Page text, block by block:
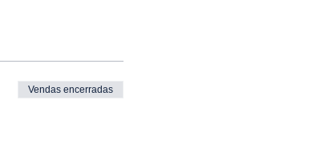
Vendas encerradas